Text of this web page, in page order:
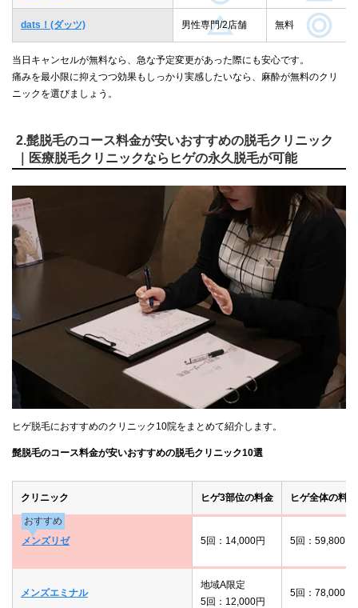
dats！(ダッツ) 男性専門/2店舗 無料
当日キャンセルが無料なら、急な予定変更があった際にも安心です。
痛みを最小限に抑えつつ効果もしっかり実感したいなら、麻酔が無料のクリ
ニックを選びましょう。
2.髭脱毛のコース料金が安いおすすめの脱毛クリニック
｜医療脱毛クリニックならヒゲの永久脱毛が可能
ヒゲ脱毛におすすめのクリニック10院をまとめて紹介します。
髭脱毛のコース料金が安いおすすめの脱毛クリニック10選
クリニック ヒゲ3部位の料金 ヒゲ全体の料金
おすすめ
メンズリゼ
5回：14,000円 5回：59,800円
メンズエミナル
地域A限定
5回：12,000円
5回：78,000円